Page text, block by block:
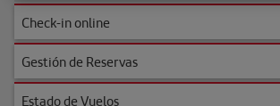
Check-in online
Gestión de Reservas
Estado de Vuelos